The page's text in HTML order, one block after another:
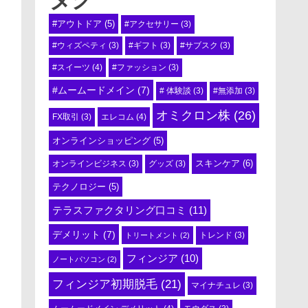
#アウトドア (5) #アクセサリー (3)
#ウィズペティ (3) #ギフト (3) #サブスク (3)
#スイーツ (4) #ファッション (3)
#ムームードメイン (7) # 体験談 (3) #無添加 (3)
FX取引 (3) エレコム (4) オミクロン株 (26)
オンラインショッピング (5)
オンラインビジネス (3) グッズ (3) スキンケア (6)
テクノロジー (5)
テラスファクタリング口コミ (11)
デメリット (7) トリートメント (2) トレンド (3)
ノートパソコン (2) フィンジア (10)
フィンジア初期脱毛 (21) マイナチュレ (3)